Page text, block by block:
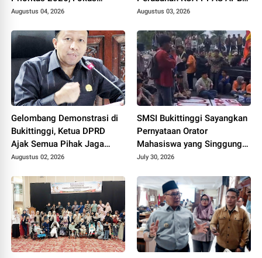
Pendidikan, Pariwisata, dan
Augustus 04, 2026
2026, Jadi Dasar
APBD
Augustus 03, 2026
Gelombang Demonstrasi di
Bukittinggi, Ketua DPRD
Ajak Semua Pihak Jaga
Kondusivitas.
Augustus 02, 2026
SMSI Bukittinggi Sayangkan
Pernyataan Orator
Mahasiswa yang Singgung
Wartawan Saat Aksi
July 30, 2026